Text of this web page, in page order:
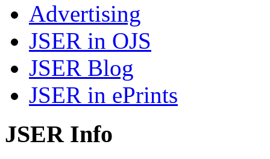
Advertising
JSER in OJS
JSER Blog
JSER in ePrints
JSER Info